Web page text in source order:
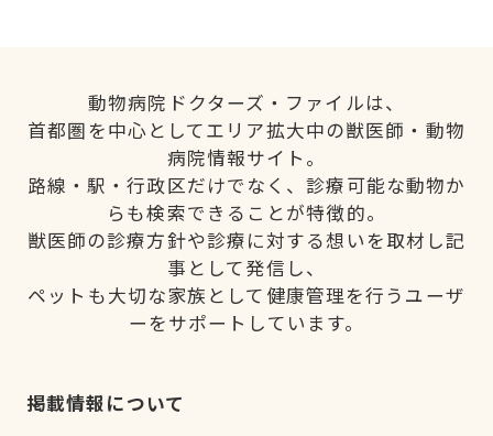
動物病院ドクターズ・ファイルは、
首都圏を中心としてエリア拡大中の獣医師・動物
病院情報サイト。
路線・駅・行政区だけでなく、診療可能な動物か
らも検索できることが特徴的。
獣医師の診療方針や診療に対する想いを取材し記
事として発信し、
ペットも大切な家族として健康管理を行うユーザ
ーをサポートしています。
掲載情報について